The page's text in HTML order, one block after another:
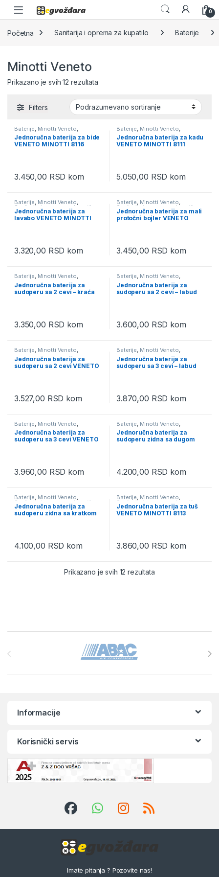
Skip to navigation
Skip to content
0
Početna Sanitarija i oprema za kupatilo Baterije
Minotti Veneto
Prikazano je svih 12 rezultata
Filters
Baterije Minotti Veneto
Sanitarija i oprema za kupatilo
Jednoručna baterija za bide
VENETO MINOTTI 8116
3.450,00 RSD kom
Baterije Minotti Veneto
Sanitarija i oprema za kupatilo
Jednoručna baterija za kadu
VENETO MINOTTI 8111
5.050,00 RSD kom
Baterije, Minotti Veneto,
Sanitarija i oprema za kupatilo
Jednoručna baterija za
lavabo VENETO MINOTTI
3.320,00 RSD kom
Baterije, Minotti Veneto,
Sanitarija i oprema za kupatilo
Jednoručna baterija za mali
protočni bojler VENETO
3.450,00 RSD kom
Baterije, Minotti Veneto,
Sanitarija i oprema za kupatilo
Jednoručna baterija za
sudoperu sa 2 cevi – kraća
3.350,00 RSD kom
Baterije, Minotti Veneto,
Sanitarija i oprema za kupatilo
Jednoručna baterija za
sudoperu sa 2 cevi – labud
3.600,00 RSD kom
Baterije, Minotti Veneto,
Sanitarija i oprema za kupatilo
Jednoručna baterija za
sudoperu sa 2 cevi VENETO
3.527,00 RSD kom
Baterije, Minotti Veneto,
Sanitarija i oprema za kupatilo
Jednoručna baterija za
sudoperu sa 3 cevi – labud
3.870,00 RSD kom
Baterije Minotti Veneto
Sanitarija i oprema za kupatilo
Jednoručna baterija za
sudoperu sa 3 cevi VENETO
3.960,00 RSD kom
Baterije Minotti Veneto
Sanitarija i oprema za kupatilo
Jednoručna baterija za
sudoperu zidna sa dugom
4.200,00 RSD kom
Baterije, Minotti Veneto,
Sanitarija i oprema za kupatilo
Jednoručna baterija za
sudoperu zidna sa kratkom
4.100,00 RSD kom
Baterije, Minotti Veneto,
Sanitarija i oprema za kupatilo
Jednoručna baterija za tuš
VENETO MINOTTI 8113
3.860,00 RSD kom
Prikazano je svih 12 rezultata
Brands Carousel
Informacije
Korisnički servis
Imate pitanja ? Pozovite nas!